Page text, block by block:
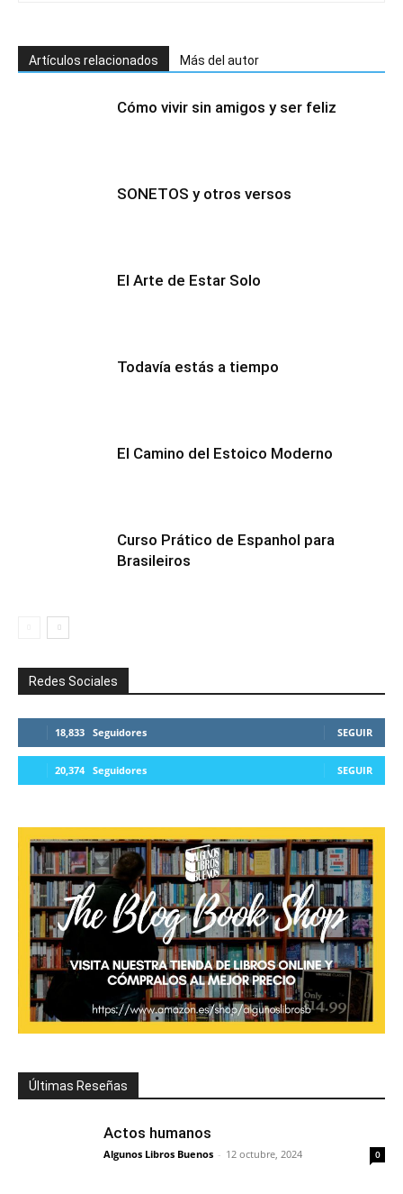
Artículos relacionados Más del autor
Cómo vivir sin amigos y ser feliz
SONETOS y otros versos
El Arte de Estar Solo
Todavía estás a tiempo
El Camino del Estoico Moderno
Curso Prático de Espanhol para
Brasileiros
Redes Sociales
18,833 Seguidores SEGUIR
20,374 Seguidores SEGUIR
Últimas Reseñas
Actos humanos
Algunos Libros Buenos - 12 octubre, 2024 0